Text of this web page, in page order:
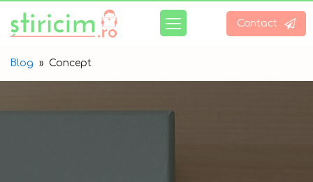
Contact
Blog » Concept